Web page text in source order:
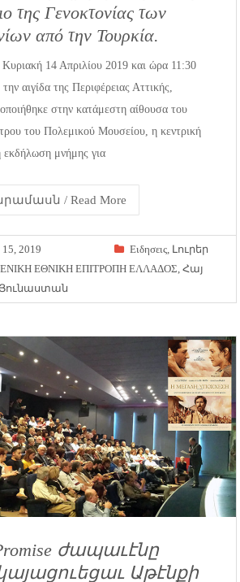
της Γενοκτονίας των
από την Τουρκία.
14 Απριλίου 2019 και ώρα 11:30
αιγίδα της Περιφέρειας Αττικής,
στην κατάμεστη αίθουσα του
του Πολεμικού Μουσείου, η κεντρική
εκδήλωση μνήμης για
/ Read More
2019 Eιδησεις Լուրեր
ΕΘΝΙΚΗ ΕΠΙΤΡΟΠΗ ΕΛΛΑΔΟΣ Հայ
ժապաւէնը
Աթէնքի